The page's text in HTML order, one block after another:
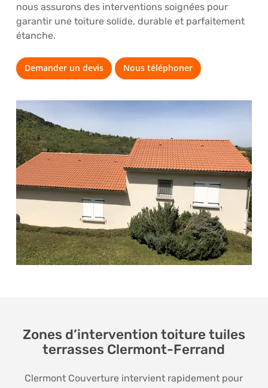
nous assurons des interventions soignées pour
garantir une toiture solide, durable et parfaitement
étanche.
Demander un devis Nous téléphoner
Zones d’intervention toiture tuiles
terrasses Clermont-Ferrand
Clermont Couverture intervient rapidement pour